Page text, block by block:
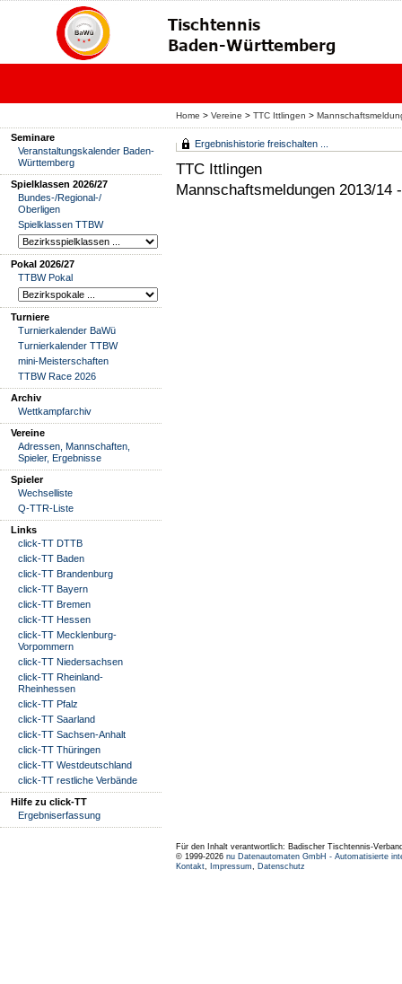
Home > Vereine > TTC Ittlingen >
Seminare
Veranstaltungskalender Baden-
Württemberg
Spielklassen 2026/27
Bundes-/Regional-/
Oberligen
Spielklassen TTBW
Pokal 2026/27
TTBW Pokal
Turniere
Turnierkalender BaWü
Turnierkalender TTBW
mini-Meisterschaften
TTBW Race 2026
Archiv
Wettkampfarchiv
Vereine
Adressen, Mannschaften,
Spieler, Ergebnisse
Spieler
Wechselliste
Q-TTR-Liste
Links
click-TT DTTB
click-TT Baden
click-TT Brandenburg
click-TT Bayern
click-TT Bremen
click-TT Hessen
click-TT Mecklenburg-
Vorpommern
click-TT Niedersachsen
click-TT Rheinland-
Rheinhessen
click-TT Pfalz
click-TT Saarland
click-TT Sachsen-Anhalt
click-TT Thüringen
click-TT Westdeutschland
click-TT restliche Verbände
Hilfe zu click-TT
Ergebniserfassung
Ergebnishistorie freischalten ...
TTC Ittlingen
Mannschaftsmeldungen 2013/14
Für den Inhalt verantwortlich: Badischer Tischtennis-
© 1999-2026 nu Datenautomaten GmbH - Automatisierte
Kontakt, Impressum, Datenschutz